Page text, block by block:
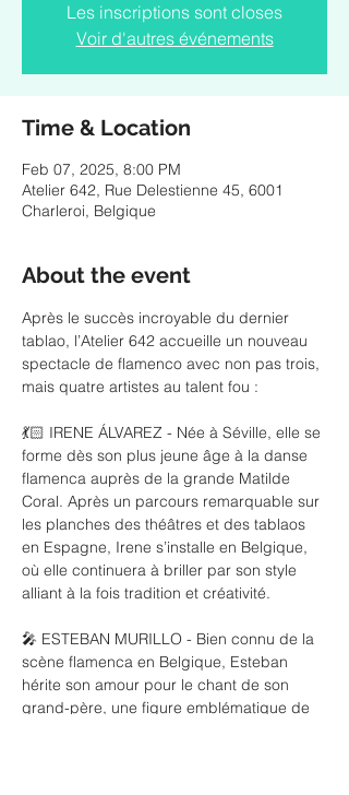
Les inscriptions sont closes
Voir d'autres événements
Time & Location
Feb 07, 2025, 8:00 PM
Atelier 642, Rue Delestienne 45, 6001
Charleroi, Belgique
About the event
Après le succès incroyable du dernier
tablao, l’Atelier 642 accueille un nouveau
spectacle de flamenco avec non pas trois,
mais quatre artistes au talent fou :
💃🏻 IRENE ÁLVAREZ - Née à Séville, elle se
forme dès son plus jeune âge à la danse
flamenca auprès de la grande Matilde
Coral. Après un parcours remarquable sur
les planches des théâtres et des tablaos
en Espagne, Irene s’installe en Belgique,
où elle continuera à briller par son style
alliant à la fois tradition et créativité.
🎤 ESTEBAN MURILLO - Bien connu de la
scène flamenca en Belgique, Esteban
hérite son amour pour le chant de son
grand-père, une figure emblématique de